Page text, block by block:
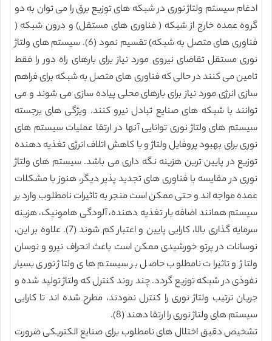
ادغام سیستم ولتاژ نوری در شبکه های توزیع برق را می توان به دو
گروه عمده خارج از شبکه ( فناوری های مستقل) و درون شبکه (
فناوری های متصل به شبکه) تقسیم نمود (6). سیستم های ولتاژ
نوری مستقل تقاضای نیروی مورد نیاز برای بارهای راه دور را فقط
تامین می کنند در حالی که فناوری های متصل به شبکه برای فراهم
سازی انرژی مورد نیاز برای بارهای محلی پیاده سازی می شوند و می
توانند با شبکه های صنایع تبادل نیرو کنند. ویژگی های برجسته
سیستم های ولتاژ نوری توانایی آنها در ارتقا عملیات سیستم های
نوری برای بهبود پروفایل ولتاژ و با کاهش اتلاف انرژی تغذیه دهنده
توزیع در پایین ترین هزینه نگه داری می باشد. سیستم های ولتاژ
نوری در مقایسه با فناوری های تجدید پذیر دیگر، هنوز با مشکلات
عمده مواجه اند و حتی ممکن است منجر به تاثیرات نامطلوب وارد بر
سیستم همانند اضافه بار تغذیه دهنده، آلودگی هامونیک، هزینه
سرمایه گذاری بالا، کارایی پایین و اعتبار کم شوند (7). علاوه بر این،
نوسانات در پرتو خورشیدی ممکن است باعث انحراف نیرو و نوسان
ولتاژ و تاثیرات نامطلوب حاصل بر سیستم های ولتاژ نوری بسیار
نفوذی در شبکه توزیع گردد. چند روند کنترل که ولتاژ تولید شده و
جریان ترتیب ولتاژ نوری را کنترل نمودند، مطرح شده اند تا کارایی
سیستم های ولتاژ نوری را ارتقا دهند (8).
تشخیص دقیق اختلال های نامطلوب برای صنایع الکتریکی ضرورت